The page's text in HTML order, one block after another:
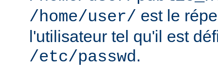
/home/user/ est le
l'utilisateur tel qu'il est
/etc/passwd.